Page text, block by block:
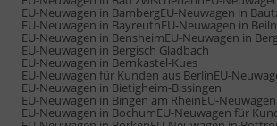
EU-Neuwagen in BambergEU-Neuwagen in
EU-Neuwagen in BayreuthEU-Neuwagen in
EU-Neuwagen in BensheimEU-Neuwagen in
EU-Neuwagen in Bergisch Gladbach
EU-Neuwagen in Bernkastel-Kues
EU-Neuwagen für Kunden aus BerlinEU-
EU-Neuwagen in Bietigheim-Bissingen
EU-Neuwagen in Bingen am RheinEU-
EU-Neuwagen in BochumEU-Neuwagen für